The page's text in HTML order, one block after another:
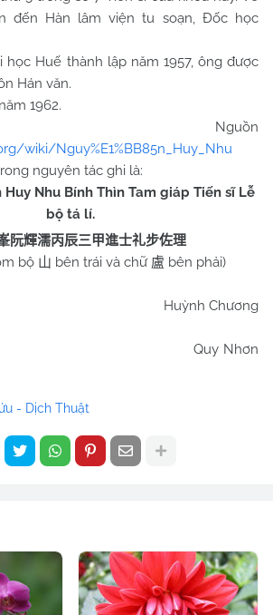
đến Hàn lâm viện tu soạn, Đốc học
Huế thành lập năm 1957, ông được
Hán văn.
1962.
wiki/Nguy%E1%BB85n_Huy_Nhu
nguyên tác ghi là:
Huy Nhu Bính Thìn Tam giáp Tiến sĩ Lễ
bộ tá lí.
阮輝濡丙辰三甲進士礼步佐理
bộ 山 bên trái và chữ 盧 bên phải)
Chương
Nhơn
- Dịch Thuật